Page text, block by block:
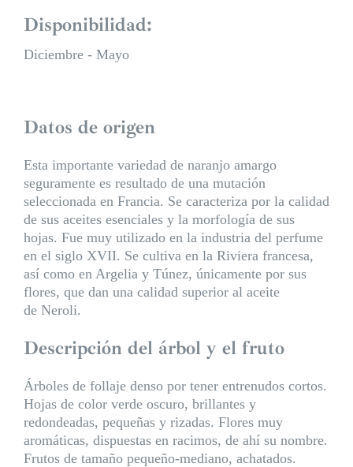
Disponibilidad:
Diciembre - Mayo
Datos de origen
Esta importante variedad de naranjo amargo
seguramente es resultado de una mutación
seleccionada en Francia. Se caracteriza por la calidad
de sus aceites esenciales y la morfología de sus
hojas. Fue muy utilizado en la industria del perfume
en el siglo XVII. Se cultiva en la Riviera francesa,
así como en Argelia y Túnez, únicamente por sus
flores, que dan una calidad superior al aceite
de Neroli.
Descripción del árbol y el fruto
Árboles de follaje denso por tener entrenudos cortos.
Hojas de color verde oscuro, brillantes y
redondeadas, pequeñas y rizadas. Flores muy
aromáticas, dispuestas en racimos, de ahí su nombre.
Frutos de tamaño pequeño-mediano, achatados.